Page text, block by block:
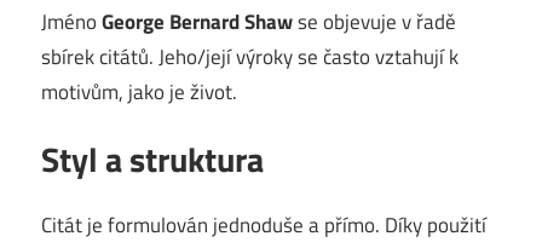
JménoGeorge Bernard Shawse objevuje v řadě
sbírek citátů. Jeho/její výroky se často vztahují k
motivům, jako je život.
Styl a struktura
Citát je formulován jednoduše a přímo. Díky použití